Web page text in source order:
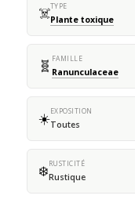
☠️TYPE
Plante toxique
🧬 FAMILLE
Ranunculaceae
☀️EXPOSITION
Toutes
❄️RUSTICITÉ
Rustique